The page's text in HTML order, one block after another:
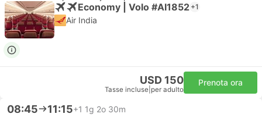
Economy | Volo #AI1852 +1
Air India
USD 150
Tasse incluse per adulto
Prenota ora
08:45 11:15+1 1g 2o 30m